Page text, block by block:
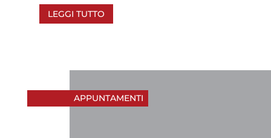
LEGGI TUTTO
APPUNTAMENTI